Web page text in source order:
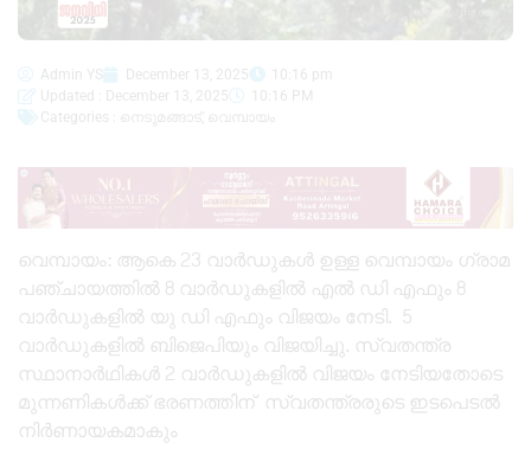
Admin YS December 13, 2025
10:16 pm
Updated : December 13, 2025
10:16 PM
Categories :
നെടുമങ്ങാട് വെമ്പായം
വെമ്പായം: ആകെ 23 വാർഡുകൾ ഉള്ള വെമ്പായം ഗ്രാമ
പഞ്ചായത്തിൽ 8 വാർഡുകളിൽ എൽ ഡി എഫും 8
വാർഡുകളിൽ യു ഡി എഫും വിജയം നേടി. 5
വാർഡുകളിൽ ബിജെപിയും വിജയിച്ചു. സ്വതന്ത്ര
സ്ഥാനാർഥികൾ 2 വാർഡുകളിൽ വിജയം നേടിയതോടെ
മുന്നണികൾക്ക് ഭരണത്തിന് സ്വതന്ത്രരുടെ ഇടപെടൽ
നിർണായകമാകും